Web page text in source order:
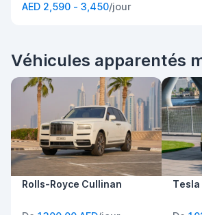
AED 2,590 - 3,450/jour
Véhicules apparentés
Rolls-Royce Cullinan